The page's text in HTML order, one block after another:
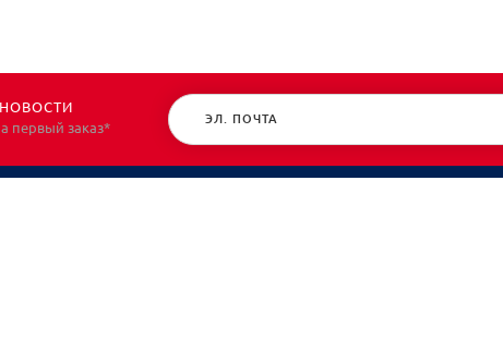
первый заказ*